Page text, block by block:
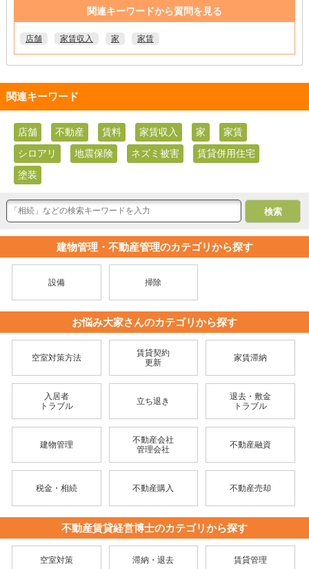
関連キーワードから質問を見る
店舗 家賃収入 家 家賃
関連キーワード
店舗 不動産 賃料 家賃収入 家
家賃
シロアリ
地震保険 ネズミ被害
賃貸併用住宅
塗装
建物管理・不動産管理のカテゴリから探す
設備 掃除
お悩み大家さんのカテゴリから探す
空室対策方法
賃貸契約
更新
家賃滞納
入居者
トラブル
立ち退き
退去・敷金
トラブル
建物管理
不動産会社
管理会社
不動産融資
税金・相続 不動産購入 不動産売却
不動産賃貸経営博士のカテゴリから探す
空室対策 滞納・退去 賃貸管理